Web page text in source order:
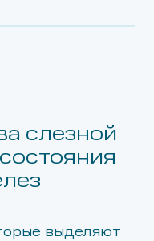
слезной
выделяют